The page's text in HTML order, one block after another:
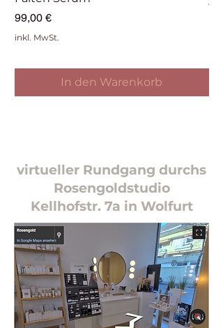
Preis
99,00 €
inkl. MwSt.
In den Warenkorb
virtueller Rundgang durchs
Rosengoldstudio
Kellhofstr. 7a in Wolfurt